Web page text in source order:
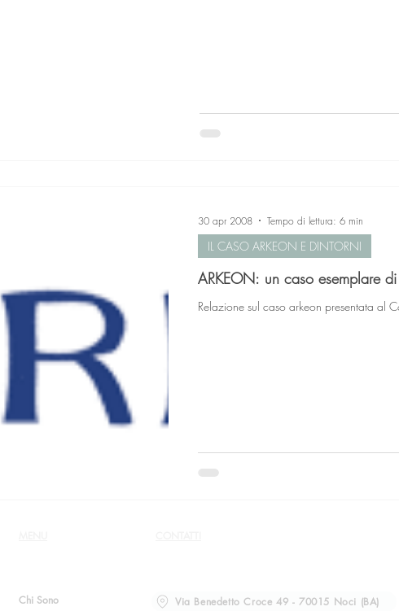
ARKEON: un caso
Relazione sul caso arkeon presentata al
IL CASO ARKEON E DINTORNI
30 apr 2008 Tempo di lettura: 6 min
Chi Sono
Via Benedetto Croce 49 - 70015 Noci (BA)